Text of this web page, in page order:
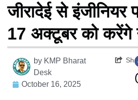
जीरादेई से इंजीनियर
17 अक्टूबर को करेंगे
by KMP Bharat
Desk
October 16, 2025